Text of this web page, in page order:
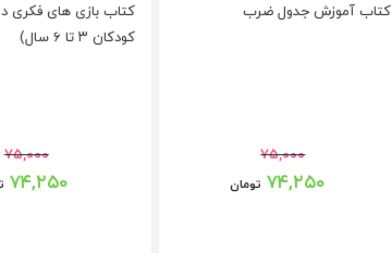
کتاب آموزش جدول ضرب
۷۵,۰۰۰
قیمت اصلی: ۷۵,۰۰۰ تومان بود.۷۴,۲۵۰ تومان
کودکان ۳ تا ۶ سال)
۷۵,۰۰۰
قیمت اصلی: ۷۵,۰۰۰ تومان بود.۷۴,۲۵۰